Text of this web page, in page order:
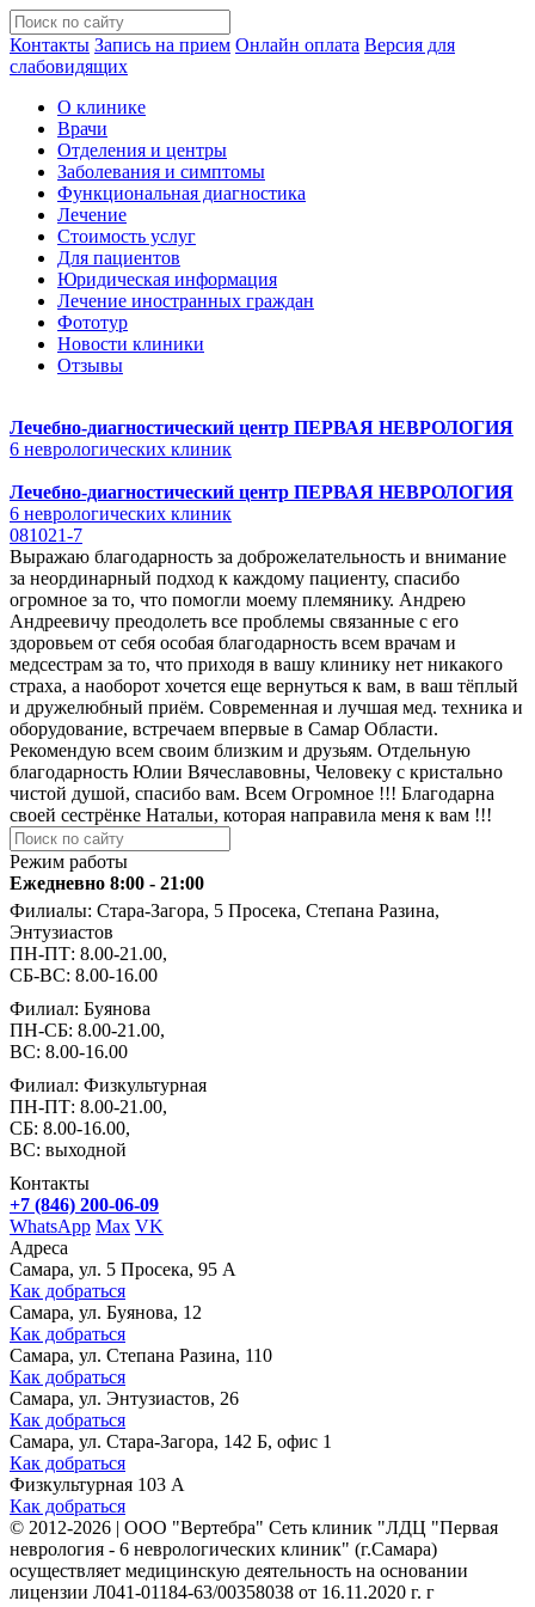
Контакты Запись на прием Онлайн оплата Версия для
слабовидящих
О клинике
Врачи
Отделения и центры
Заболевания и симптомы
Функциональная диагностика
Лечение
Стоимость услуг
Для пациентов
Юридическая информация
Лечение иностранных граждан
Фототур
Новости клиники
Отзывы
Лечебно-диагностический центр ПЕРВАЯ НЕВРОЛОГИЯ
6 неврологических клиник
Лечебно-диагностический центр ПЕРВАЯ НЕВРОЛОГИЯ
6 неврологических клиник
081021-7
Выражаю благодарность за доброжелательность и внимание
за неординарный подход к каждому пациенту, спасибо
огромное за то, что помогли моему племянику. Андрею
Андреевичу преодолеть все проблемы связанные с его
здоровьем от себя особая благодарность всем врачам и
медсестрам за то, что приходя в вашу клинику нет никакого
страха, а наоборот хочется еще вернуться к вам, в ваш тёплый
и дружелюбный приём. Современная и лучшая мед. техника и
оборудование, встречаем впервые в Самар Области.
Рекомендую всем своим близким и друзьям. Отдельную
благодарность Юлии Вячеславовны, Человеку с кристально
чистой душой, спасибо вам. Всем Огромное !!! Благодарна
своей сестрёнке Натальи, которая направила меня к вам !!!
Режим работы
Ежедневно 8:00 - 21:00
Филиалы: Стара-Загора, 5 Просека, Степана Разина,
Энтузиастов
ПН-ПТ: 8.00-21.00,
СБ-ВС: 8.00-16.00
Филиал: Буянова
ПН-СБ: 8.00-21.00,
ВС: 8.00-16.00
Филиал: Физкультурная
ПН-ПТ: 8.00-21.00,
СБ: 8.00-16.00,
ВС: выходной
Контакты
+7 (846) 200-06-09
WhatsApp Max VK
Адреса
Самара, ул. 5 Просека, 95 А
Как добраться
Самара, ул. Буянова, 12
Как добраться
Самара, ул. Степана Разина, 110
Как добраться
Самара, ул. Энтузиастов, 26
Как добраться
Самара, ул. Стара-Загора, 142 Б, офис 1
Как добраться
Физкультурная 103 А
Как добраться
© 2012-2026 | ООО "Вертебра" Сеть клиник "ЛДЦ "Первая
неврология - 6 неврологических клиник" (г.Самара)
осуществляет медицинскую деятельность на основании
лицензии Л041-01184-63/00358038 от 16.11.2020 г. г